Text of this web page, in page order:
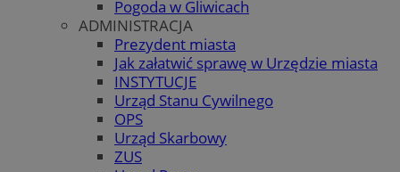
Pogoda w Gliwicach
ADMINISTRACJA
Prezydent miasta
Jak załatwić sprawę w Urzędzie miasta
INSTYTUCJE
Urząd Stanu Cywilnego
OPS
Urząd Skarbowy
ZUS